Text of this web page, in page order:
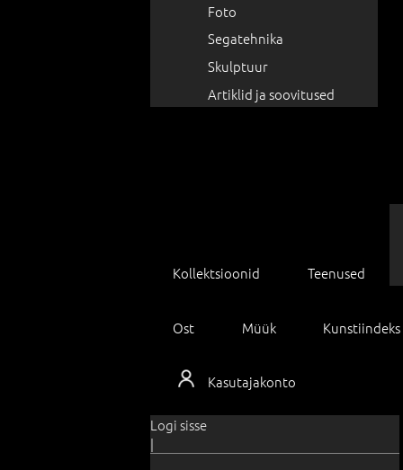
Foto
Segatehnika
Skulptuur
Artiklid ja soovitused
Kollektsioonid Teenused
Ost Müük Kunstiindeks
Kasutajakonto
Logi sisse
|